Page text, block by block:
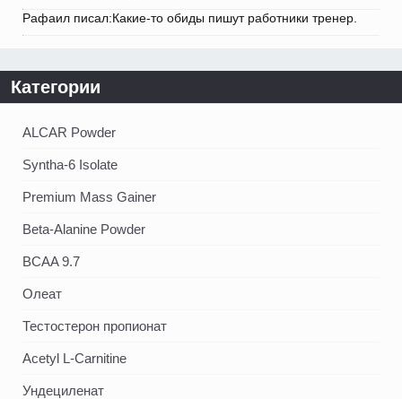
Рафаил писал:Какие-то обиды пишут работники тренер.
Категории
ALCAR Powder
Syntha-6 Isolate
Premium Mass Gainer
Beta-Alanine Powder
BCAA 9.7
Олеат
Тестостерон пропионат
Acetyl L-Carnitine
Ундециленат